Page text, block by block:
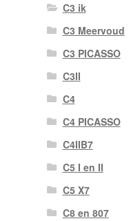
C3 ik
C3 Meervoud
C3 PICASSO
C3II
C4
C4 PICASSO
C4IIB7
C5 I en II
C5 X7
C8 en 807